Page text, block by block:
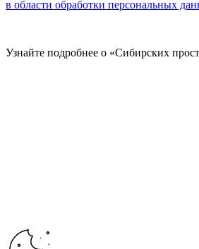
в области обработки персональных
Узнайте подробнее о «Сибирских